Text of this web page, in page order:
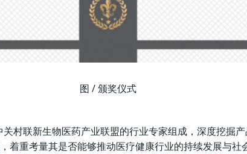
图 / 颁奖仪式
村联新生物医药产业联盟的行业专家组成，深度挖掘
重考量其是否能够推动医疗健康行业的持续发展与社